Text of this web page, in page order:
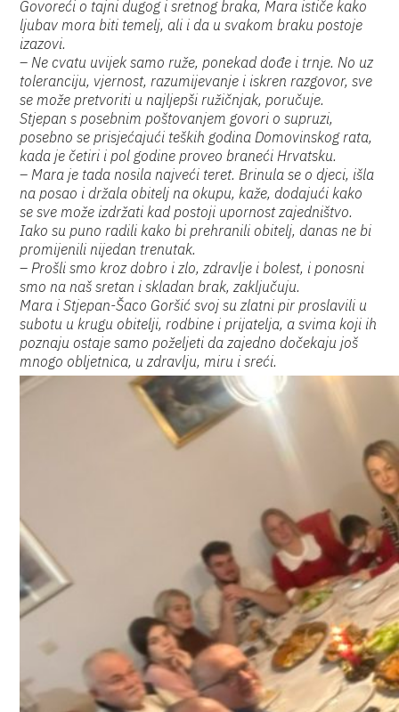
Govoreći o tajni dugog i sretnog braka, Mara ističe kako
ljubav mora biti temelj, ali i da u svakom braku postoje
izazovi.
– Ne cvatu uvijek samo ruže, ponekad dođe i trnje. No uz
toleranciju, vjernost, razumijevanje i iskren razgovor, sve
se može pretvoriti u najljepši ružičnjak, poručuje.
Stjepan s posebnim poštovanjem govori o supruzi,
posebno se prisjećajući teških godina Domovinskog rata,
kada je četiri i pol godine proveo braneći Hrvatsku.
– Mara je tada nosila najveći teret. Brinula se o djeci, išla
na posao i držala obitelj na okupu, kaže, dodajući kako
se sve može izdržati kad postoji upornost zajedništvo.
Iako su puno radili kako bi prehranili obitelj, danas ne bi
promijenili nijedan trenutak.
– Prošli smo kroz dobro i zlo, zdravlje i bolest, i ponosni
smo na naš sretan i skladan brak, zaključuju.
Mara i Stjepan-Šaco Goršić svoj su zlatni pir proslavili u
subotu u krugu obitelji, rodbine i prijatelja, a svima koji ih
poznaju ostaje samo poželjeti da zajedno dočekaju još
mnogo obljetnica, u zdravlju, miru i sreći.